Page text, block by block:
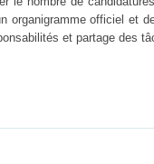
organigramme officiel et
et partage des